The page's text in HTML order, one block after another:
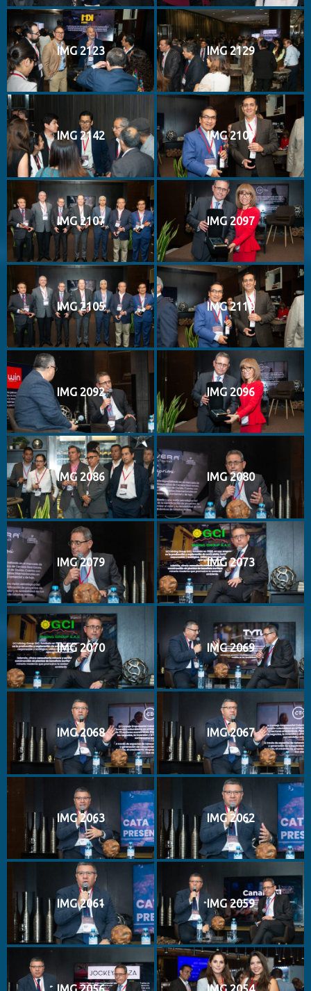
IMG 2123 IMG 2129
IMG 2142 IMG 2109
IMG 2107 IMG 2097
IMG 2105 IMG 2110
IMG 2092 IMG 2096
IMG 2086 IMG 2080
IMG 2079 IMG 2073
IMG 2070 IMG 2069
IMG 2068 IMG 2067
IMG 2063 IMG 2062
IMG 2061 IMG 2059